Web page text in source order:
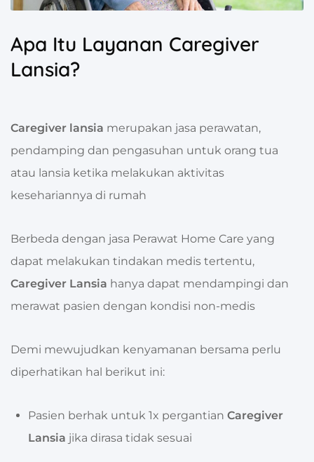
Apa Itu Layanan Caregiver
Lansia?
Caregiver lansia merupakan jasa perawatan,
pendamping dan pengasuhan untuk orang tua
atau lansia ketika melakukan aktivitas
kesehariannya di rumah
Berbeda dengan jasa Perawat Home Care yang
dapat melakukan tindakan medis tertentu,
Caregiver Lansia hanya dapat mendampingi dan
merawat pasien dengan kondisi non-medis
Demi mewujudkan kenyamanan bersama perlu
diperhatikan hal berikut ini:
Pasien berhak untuk 1x pergantian Caregiver
Lansia jika dirasa tidak sesuai